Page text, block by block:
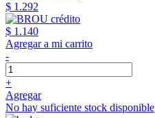
$ 1.292
$ 1.140
Agregar a mi carrito
-
+
Agregar
No hay suficiente stock disponible